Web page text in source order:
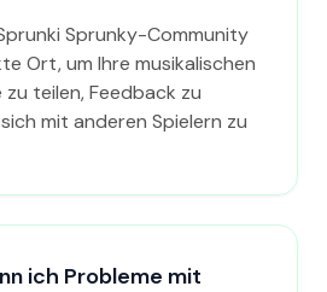
Sprunky-Community
Ort, um Ihre musikalischen
teilen, Feedback zu
mit anderen Spielern zu
ich Probleme mit